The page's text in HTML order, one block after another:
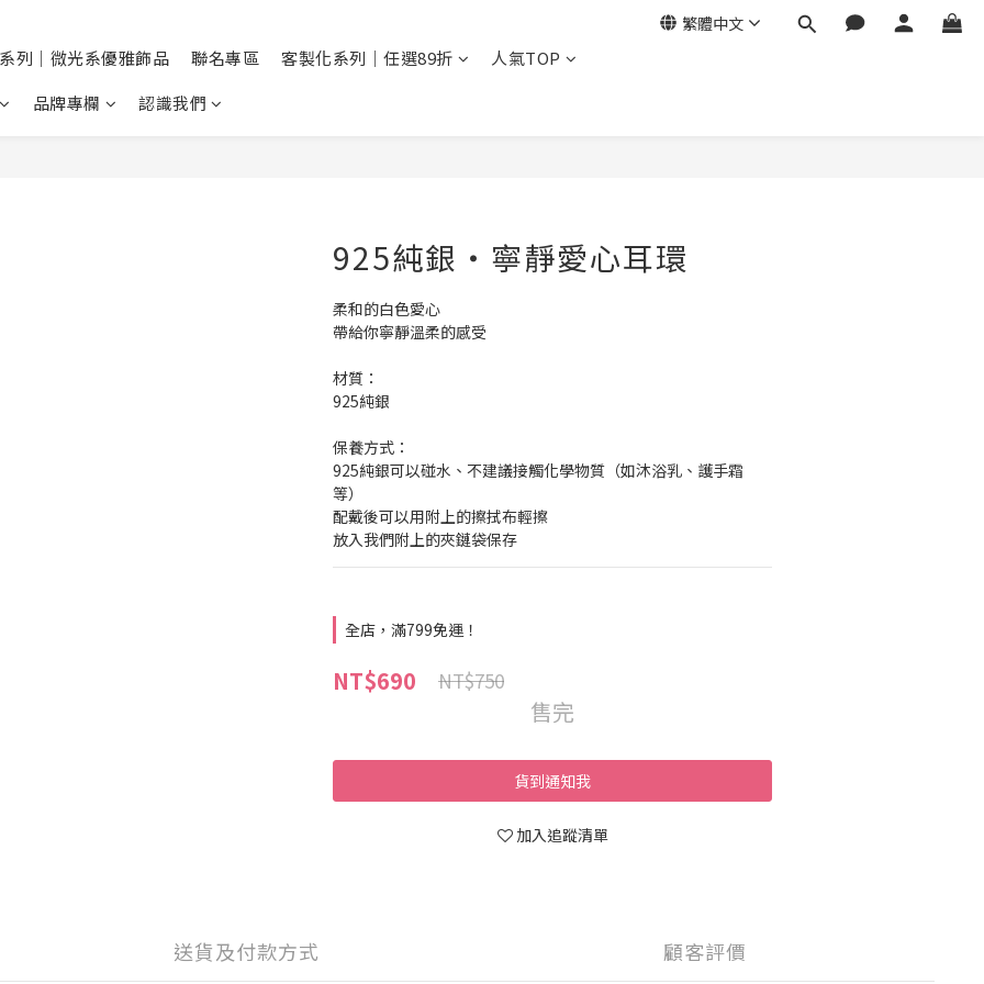
繁體中文
列｜微光系優雅飾品 聯名專區 客製化系列｜任選89折
人氣TOP
品牌專欄
認識我們
925純銀・寧靜愛心耳環
柔和的白色愛心
帶給你寧靜溫柔的感受
材質：
925純銀
保養方式：
925純銀可以碰水、不建議接觸化學物質（如沐浴乳、護手霜
等）
配戴後可以用附上的擦拭布輕擦
放入我們附上的夾鏈袋保存
全店，滿799免運！
NT$690 NT$750
售完
貨到通知我
加入追蹤清單
送貨及付款方式 顧客評價